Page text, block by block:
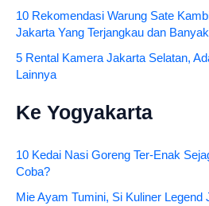
10 Rekomendasi Warung Sate
Jakarta Yang Terjangkau dan
5 Rental Kamera Jakarta Selatan,
Lainnya
Ke Yogyakarta
10 Kedai Nasi Goreng Ter-Enak
Coba?
Mie Ayam Tumini, Si Kuliner Legend